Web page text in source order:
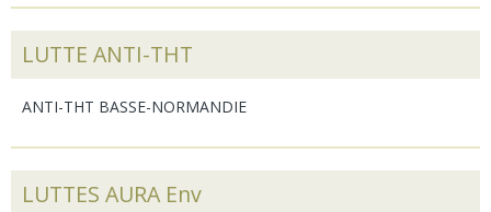
LUTTE ANTI-THT
ANTI-THT BASSE-NORMANDIE
LUTTES AURA Env